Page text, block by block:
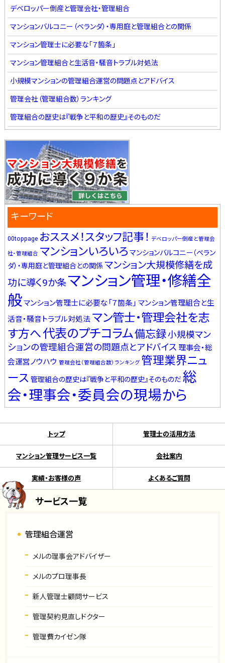
デベロッパー倒産と管理会社・管理組合
マンションバルコニー（ベランダ）・専用庭と管理組合との関係
マンション管理士に必要な「７箇条」
マンション管理組合と生活音・騒音トラブル対処法
小規模マンションの管理組合運営の問題点とアドバイス
管理会社（管理組合数）ランキング
管理組合の歴史は『戦争と平和の歴史』そのものだ
キーワード
00toppage おススメ！スタッフ記事！ デベロッパー倒産と管理会
社・管理組合 マンションいろいろ マンションバルコニー（ベラン
ダ）・専用庭と管理組合との関係 マンション大規模修繕を成
功に導く9か条マンション管理・修繕全
般マンション管理士に必要な「７箇条」 マンション管理組合と生
活音・騒音トラブル対処法 マン管士・管理会社を志
す方へ代表のプチコラム備忘録小規模マン
ションの管理組合運営の問題点とアドバイス 理事会・総
会運営ノウハウ 管理会社（管理組合数）ランキング 管理業界ニュ
ース 管理組合の歴史は『戦争と平和の歴史』そのものだ総
会・理事会・委員会の現場から
トップ 管理士の活用方法
マンション管理サービス一覧 会社案内
実績・お客様の声 よくあるご質問
サービス一覧
管理組合運営
メルの理事会アドバイザー
メルのプロ理事長
新人管理士顧問サービス
管理契約見直しドクター
管理費カイゼン隊